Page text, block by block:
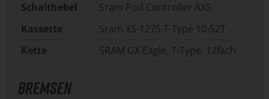
Schalthebel
Sram Pod Controller AXS
Kassette
Sram XS-1275 T-Type 10-52T
Kette
SRAM GX Eagle, T-Type, 12fach
BREMSEN